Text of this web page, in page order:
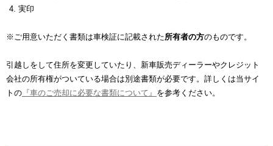
実印
※ご用意いただく書類は車検証に記載された所有者の方のものです。
引越しをして住所を変更していたり、新車販売ディーラーやクレジット
会社の所有権がついている場合は別途書類が必要です。詳しくは当サイ
トの 『車のご売却に必要な書類について』 を参考ください。